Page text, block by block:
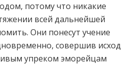
потому что никакие
всей дальнейшей
Они понесут учение
совершив исход
упреком эморейцам